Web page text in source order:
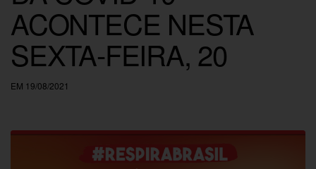
ACONTECE NESTA
SEXTA-FEIRA, 20
EM 19/08/2021